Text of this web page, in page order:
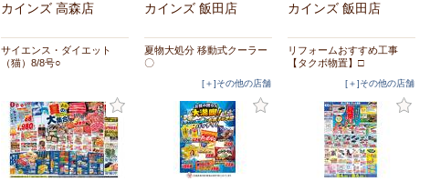
カインズ 高森店
サイエンス・ダイエット
（猫）8/8号○
カインズ 飯田店
夏物大処分 移動式クーラー
〇
[＋]その他の店舗
カインズ 飯田店
リフォームおすすめ工事
【タクボ物置】□
[＋]その他の店舗